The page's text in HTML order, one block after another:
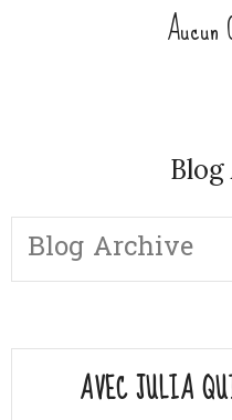
Aucun
AVEC JULIA